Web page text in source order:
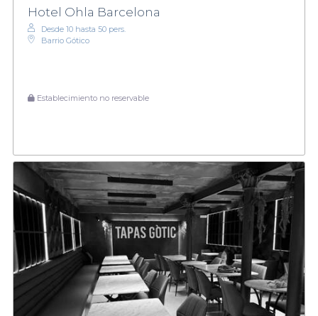
Hotel Ohla Barcelona
Desde 10 hasta 50 pers.
Barrio Gótico
Establecimiento no reservable